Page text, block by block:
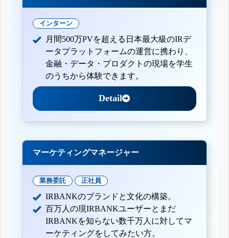
インターン
月間500万PVを超える日本最大級のIRデ
ータプラットフォームの運営に携わり、
金融・データ・プロダクトの現場を学生
のうちから体験できます。
Detail
マーケティングマネージャー
業務委託 正社員
IRBANKのブランドと文化の構築。
百万人の現IRBANKユーザーとまだ
IRBANKを知らない数千万人に対してマ
ーケティングをしてみたい方。